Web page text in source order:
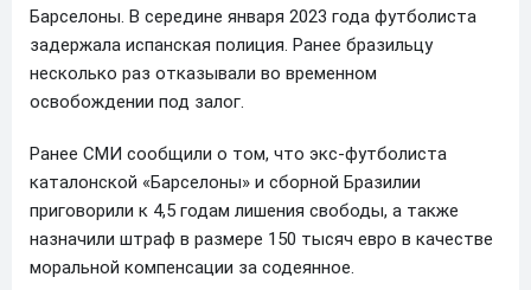
Барселоны. В середине января 2023 года футболиста
задержала испанская полиция. Ранее бразильцу
несколько раз отказывали во временном
освобождении под залог.
Ранее СМИ сообщили о том, что экс-футболиста
каталонской «Барселоны» и сборной Бразилии
приговорили к 4,5 годам лишения свободы, а также
назначили штраф в размере 150 тысяч евро в качестве
моральной компенсации за содеянное.